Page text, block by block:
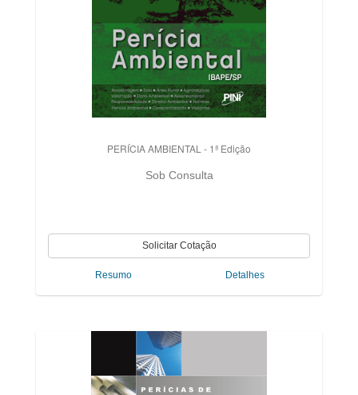
PERÍCIA AMBIENTAL - 1ª Edição
Sob Consulta
Resumo Detalhes